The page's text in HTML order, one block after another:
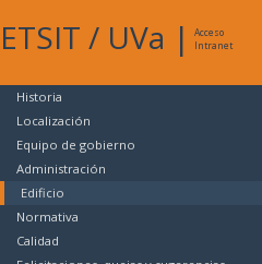
ETSIT / UVa |
Acceso
Intranet
Historia
Localización
Equipo de gobierno
Administración
Edificio
Normativa
Calidad